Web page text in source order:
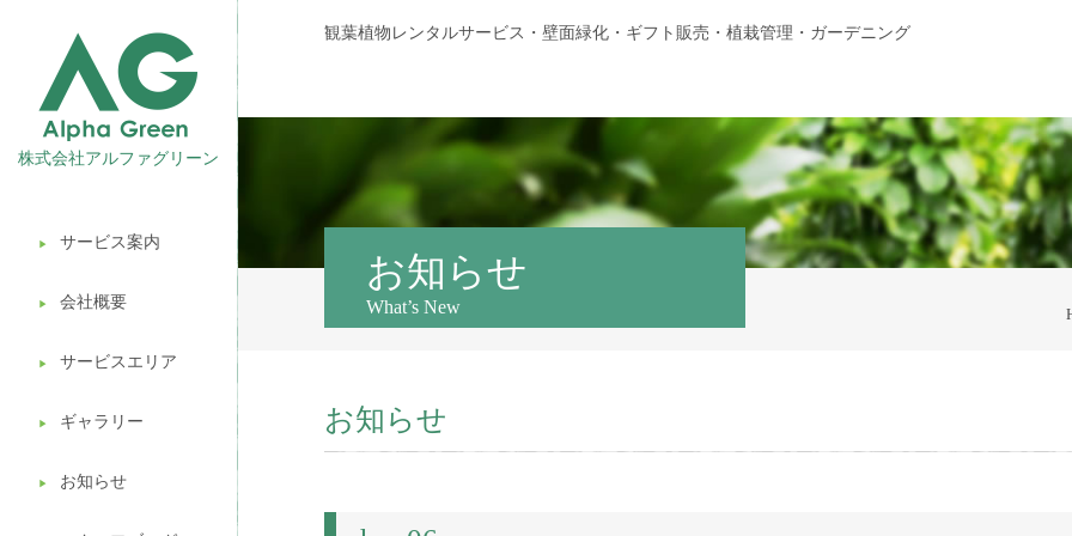
株式会社アルファグリーン
▶︎ サービス案内
▶︎ 会社概要
▶︎ サービスエリア
▶︎ ギャラリー
▶︎ お知らせ
観葉植物レンタル
壁面緑化
ギフト販売
造園ガーデニング
植木処分
観葉植物レンタルサービス・壁面緑化・ギフト販売・植栽管理・ガーデニング
お知らせ
What’s New
お知らせ